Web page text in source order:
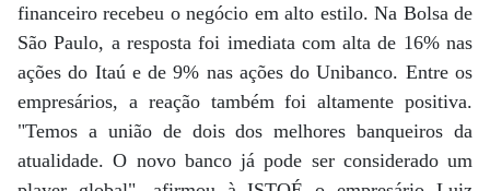
financeiro recebeu o negócio em alto estilo. Na Bolsa de
São Paulo, a resposta foi imediata com alta de 16% nas
ações do Itaú e de 9% nas ações do Unibanco. Entre os
empresários, a reação também foi altamente positiva.
"Temos a união de dois dos melhores banqueiros da
atualidade. O novo banco já pode ser considerado um